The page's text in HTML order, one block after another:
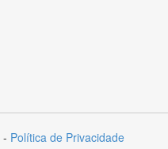
- Política de Privacidade